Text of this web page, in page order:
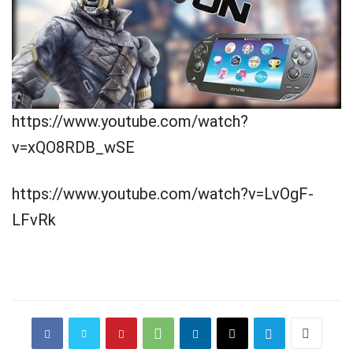
https://www.youtube.com/watch?
v=xQO8RDB_wSE
https://www.youtube.com/watch?v=LvOgF-
LFvRk